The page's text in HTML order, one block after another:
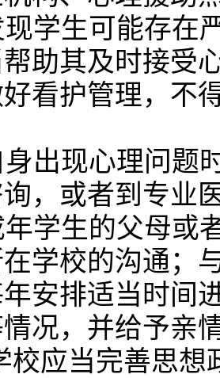
现学生可能存
助其及时接受
看护管理，不
身出现心理问
，或者到专业
学生的父母或
学校的沟通；
安排适当时间
况，并给予亲
校应当完善思